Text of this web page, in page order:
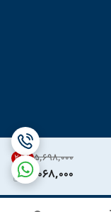
۵٬۶۹۸٬۰۰۰ 28%
4,068,000